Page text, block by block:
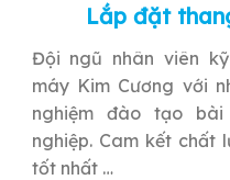
Lắp đặt
Đội ngũ nhân viên
máy Kim Cương với
nghiệm đào tạo bài
nghiệp. Cam kết chất
tốt nhất …